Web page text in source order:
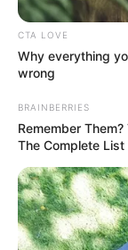
Βαρύ πένθος
καθηγητή
Την λένε
ώρα από
Θλίψη στην
CTA LOVE
Why everything
wrong
BRAINBERRIES
Remember
The Complete List